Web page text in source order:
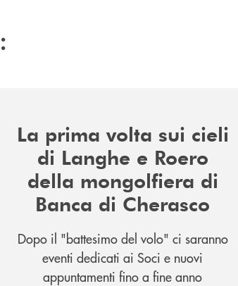
La prima volta sui cieli
di Langhe e Roero
della mongolfiera di
Banca di Cherasco
Dopo il "battesimo del volo" ci saranno
eventi dedicati ai Soci e nuovi
appuntamenti fino a fine anno